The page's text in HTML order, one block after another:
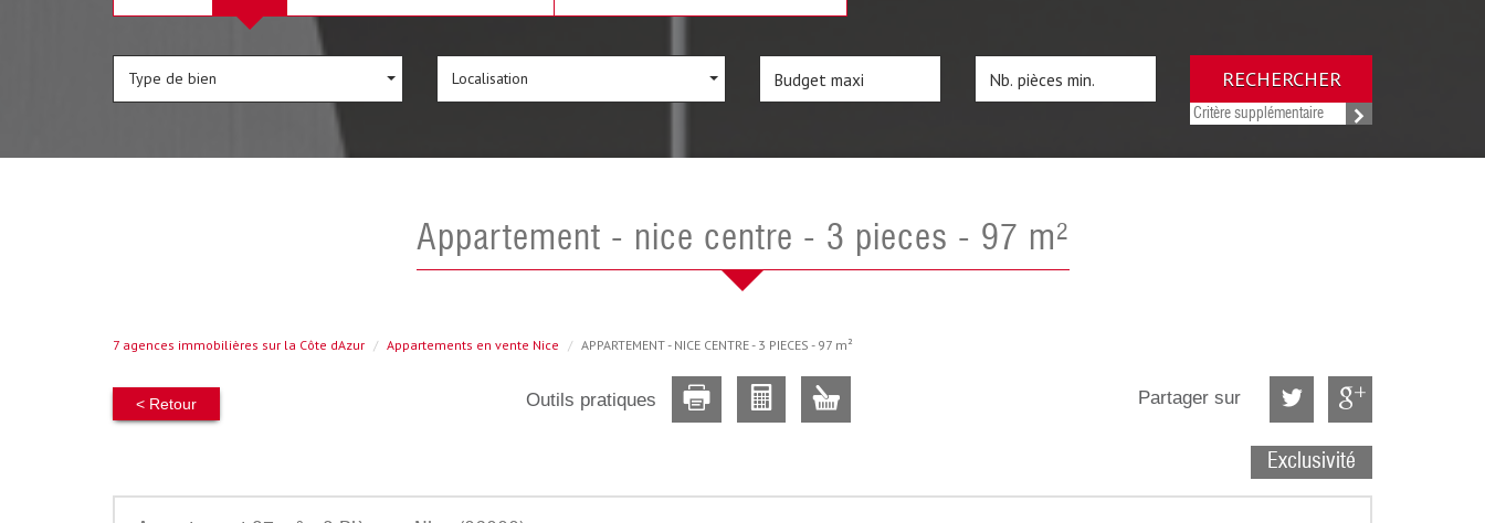
Type de bien Localisation RECHERCHER
Critère supplémentaire
appartement - nice centre - 3 pieces - 97 m²
7 agences immobilières sur la Côte dAzur Appartements en vente Nice APPARTEMENT - NICE CENTRE - 3 PIECES - 97 m²
< Retour Outils pratiques Partager sur
Exclusivité